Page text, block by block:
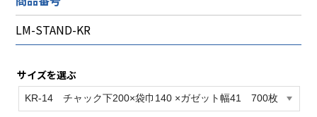
LM-STAND-KR
サイズを選ぶ